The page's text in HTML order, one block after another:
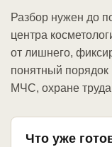
Разбор нужен до
центра
от лишнего,
понятный порядок
МЧС, охране
Что уже